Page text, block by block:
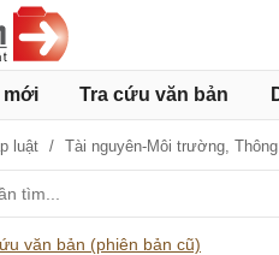
mới Tra cứu văn bản
luật Tài nguyên-Môi trường,
văn bản (phiên bản cũ)